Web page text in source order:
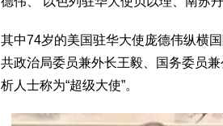
其中74岁的美国驻华大使庞德伟纵横
共政治局委员兼外长王毅、国务委员
析人士称为“超级大使”。